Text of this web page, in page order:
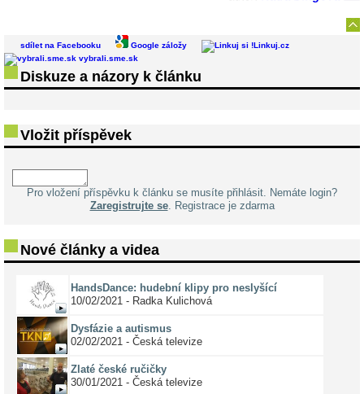
sdílet na Facebooku Google záložy
Linkuj.cz
vybrali.sme.sk
Diskuze a názory k článku
Vložit příspěvek
Pro vložení příspěvku k článku se musíte přihlásit. Nemáte login?
Zaregistrujte se. Registrace je zdarma
Nové články a videa
HandsDance: hudební klipy pro neslyšící
10/02/2021 - Radka Kulichová
Dysfázie a autismus
02/02/2021 - Česká televize
Zlaté české ručičky
30/01/2021 - Česká televize